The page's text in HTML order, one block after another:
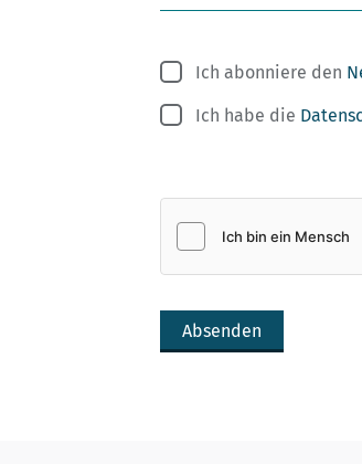
Ich abonniere den
Ich habe die
Absenden